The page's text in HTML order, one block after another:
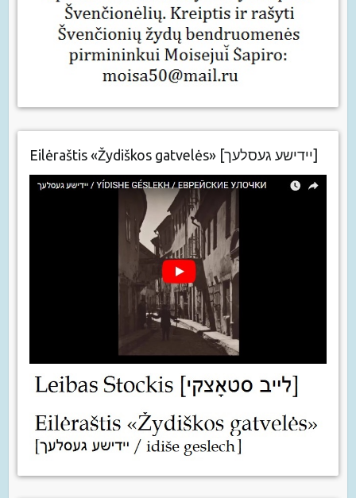
Eilėraštis «Žydiškos gatvelės» [יידישע געסלעך]